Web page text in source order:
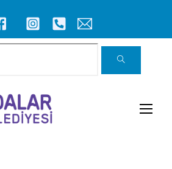
ICON
ICON
LABEL
ICON
LABEL
ICON
LABEL